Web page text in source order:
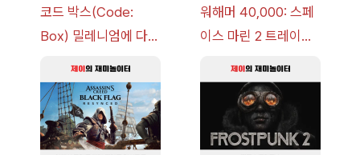
코드 박스(Code:
Box) 밀레니엄에 다가
략 [복각] | 블루 아카
이브
워해머 40,000: 스페
이스 마린 2 트레이너
v14.0+] 다운로드